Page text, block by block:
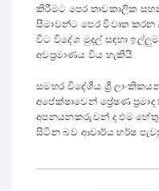
කිරීමට පෙර තාවකාලික
සීමාවන්ට පෙර විවෘත
විට විදේශ මුදල් සඳහා
අවප්‍රමාණය විය හැකියි.
සමහර විදේශීය ශ්‍රී
අපේක්ෂාවෙන් ප්‍රේෂණ
අපනයනකරුවන් ද එම
සිටින බව ආචාර්ය හර්ෂ